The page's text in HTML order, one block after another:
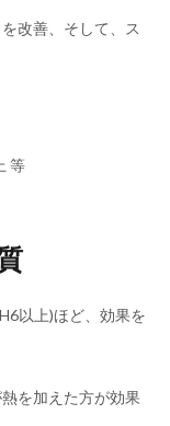
改善、そして、ス
等
以上)ほど、効果を
を加えた方が効果